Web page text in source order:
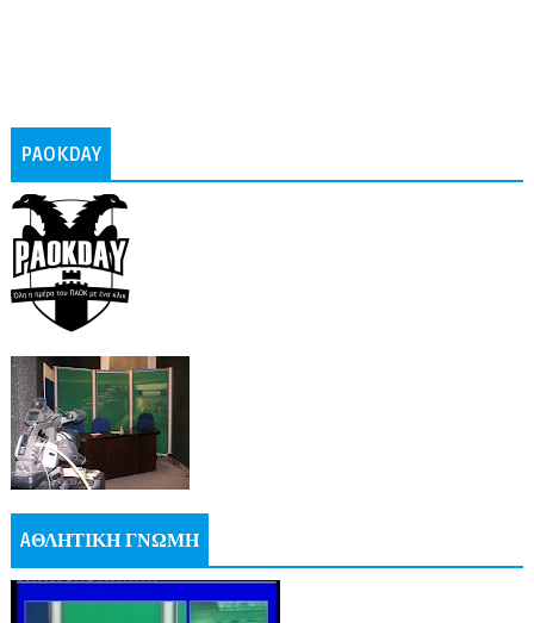
PAOKDAY
AΘΛΗΤΙΚΗ ΓΝΩΜΗ